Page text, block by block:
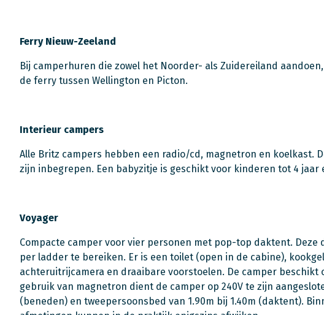
Ferry Nieuw-Zeeland
Bij camperhuren die zowel het Noorder- als Zuidereiland
de ferry tussen Wellington en Picton.
Interieur campers
Alle Britz campers hebben een radio/cd, magnetron en koelkast.
zijn inbegrepen. Een babyzitje is geschikt voor kinderen tot 4
Voyager
Compacte camper voor vier personen met pop-top daktent.
per ladder te bereiken. Er is een toilet (open in de cabine),
achteruitrijcamera en draaibare voorstoelen. De camper
gebruik van magnetron dient de camper op 240V te zijn
(beneden) en tweepersoonsbed van 1.90m bij 1.40m (daktent).